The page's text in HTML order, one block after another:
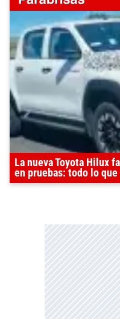
La nueva Toyota Hilux
en pruebas: todo lo